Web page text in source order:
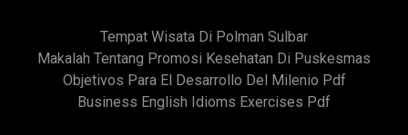
Tempat Wisata Di Polman Sulbar
Makalah Tentang Promosi Kesehatan Di Puskesmas
Objetivos Para El Desarrollo Del Milenio Pdf
Business English Idioms Exercises Pdf